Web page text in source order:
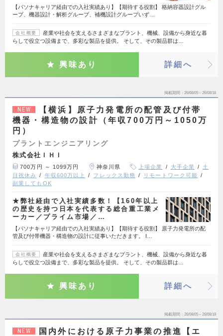
【パソナキャリア経由での入社実績あり】【期待する役割】 格納容器設計グル
ープ、機器設計・解析グループ、補機設計グループいず…
会社概要
産業や社会を支えるさまざまなプラント、機械、設備から身近な暮
らしで役立つ設備まで、多彩な製品を提供。 そして、その製品群は…
興味あり 詳細へ
掲載期間 26/08/05～26/08/18
NEW
【横浜】原子力発電所の配管及び付帯
機器・構造物の設計（年収700万円～1050万
円）
プラントエンジニアリング
株式会社ＩＨＩ
700万円 ～ 1099万円 神奈川県 上場企業 大手企業
土
日祝休み
年収600万以上 フレックス勤務
リモートワーク可能
副業してもOK
★弊社経由で入社実績多数！【160年以上
の歴史を持つ日本を代表する総合重工業メ
ーカー／プライム市場／…
【パソナキャリア経由での入社実績あり】【期待する役割】 原子力発電所の配
管及び付帯機器・構造物の設計に従事いただきます。 I…
会社概要
産業や社会を支えるさまざまなプラント、機械、設備から身近な暮
らしで役立つ設備まで、多彩な製品を提供。 そして、その製品群は…
興味あり 詳細へ
掲載期間 26/08/05～26/08/18
NEW
国内外における原子力事業の推進【エ